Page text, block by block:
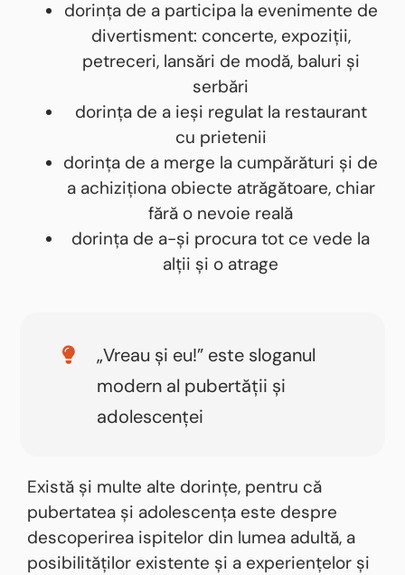
dorința de a participa la evenimente de
divertisment: concerte, expoziții,
petreceri, lansări de modă, baluri și
serbări
dorința de a ieși regulat la restaurant
cu prietenii
dorința de a merge la cumpărături și de
a achiziționa obiecte atrăgătoare, chiar
fără o nevoie reală
dorința de a-și procura tot ce vede la
alții și o atrage
„Vreau și eu!” este sloganul
modern al pubertății și
adolescenței
Există și multe alte dorințe, pentru că
pubertatea și adolescența este despre
descoperirea ispitelor din lumea adultă, a
posibilităților existente și a experiențelor și